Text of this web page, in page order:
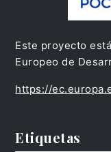
Este proyecto
Europeo de
https://
Etiquetas